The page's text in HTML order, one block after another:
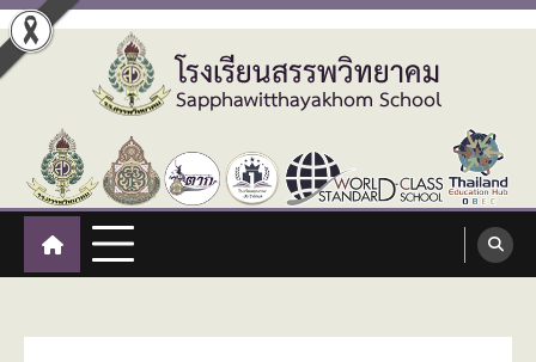
Skip
to
content
โรงเรียนสรรพวิทยาคม
:: โรงเรียนสรรพวิทยาคม อำเภอแม่สอด จังหวัดตาก ::
Sapphawitthayakhom School